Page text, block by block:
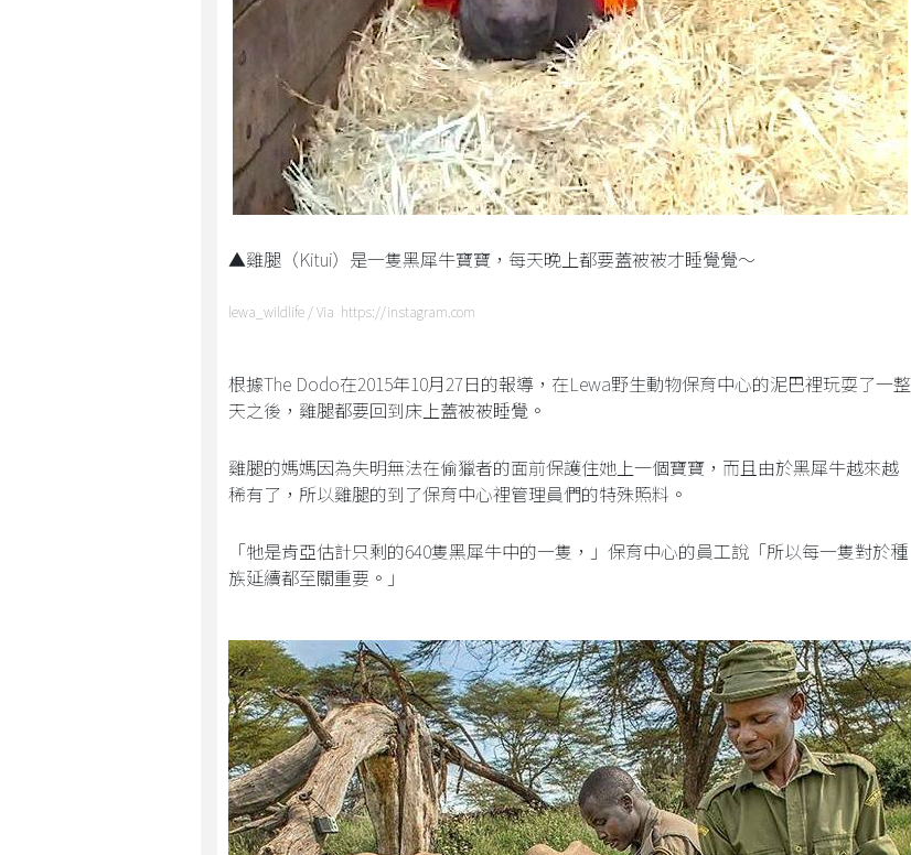
▲雞腿（Kitui）是一隻黑犀牛寶寶，每天晚上都要蓋被被才睡覺覺～
lewa_wildlife / Via https://instagram.com
根據The Dodo在2015年10月27日的報導，在Lewa野生動物保育中心的泥巴裡玩耍了一整
天之後，雞腿都要回到床上蓋被被睡覺。
雞腿的媽媽因為失明無法在偷獵者的面前保護住她上一個寶寶，而且由於黑犀牛越來越
稀有了，所以雞腿的到了保育中心裡管理員們的特殊照料。
「牠是肯亞估計只剩的640隻黑犀牛中的一隻，」保育中心的員工說「所以每一隻對於種
族延續都至關重要。」